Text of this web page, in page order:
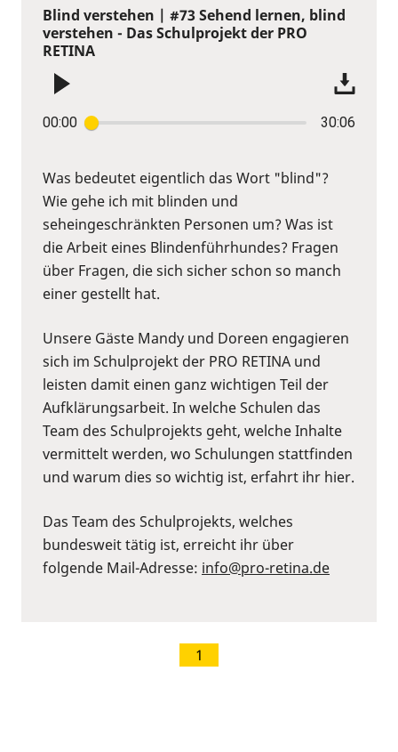
Blind verstehen | #73 Sehend lernen, blind
verstehen - Das Schulprojekt der PRO
RETINA
00:00 30:06
Was bedeutet eigentlich das Wort "blind"?
Wie gehe ich mit blinden und
seheingeschränkten Personen um? Was ist
die Arbeit eines Blindenführhundes? Fragen
über Fragen, die sich sicher schon so manch
einer gestellt hat.
Unsere Gäste Mandy und Doreen engagieren
sich im Schulprojekt der PRO RETINA und
leisten damit einen ganz wichtigen Teil der
Aufklärungsarbeit. In welche Schulen das
Team des Schulprojekts geht, welche Inhalte
vermittelt werden, wo Schulungen stattfinden
und warum dies so wichtig ist, erfahrt ihr hier.
Das Team des Schulprojekts, welches
bundesweit tätig ist, erreicht ihr über
folgende Mail-Adresse: info@pro-retina.de
1